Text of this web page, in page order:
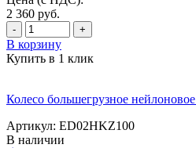
2 360 руб.
- +
В корзину
Купить в 1 клик
Колесо большегрузное
Артикул: ED02HKZ100
В наличии